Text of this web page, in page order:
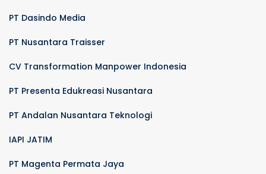
PT Dasindo Media
PT Nusantara Traisser
CV Transformation Manpower Indonesia
PT Presenta Edukreasi Nusantara
PT Andalan Nusantara Teknologi
IAPI JATIM
PT Magenta Permata Jaya